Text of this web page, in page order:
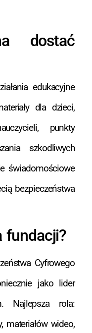
dostać
edukacyjne
dla dzieci,
punkty
szkodliwych
świadomościowe
bezpieczeństwa
fundacji?
Cyfrowego
jako lider
Najlepsza rola:
materiałów wideo,